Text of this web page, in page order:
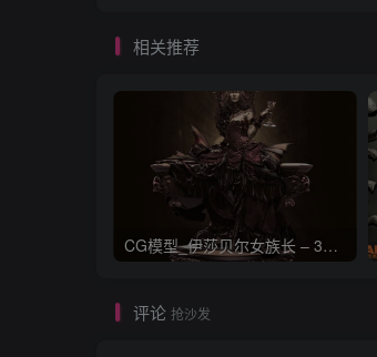
相关推荐
CG模型_伊莎贝尔女族长 – 3D 模型_CGART_模型下载
评论 抢沙发